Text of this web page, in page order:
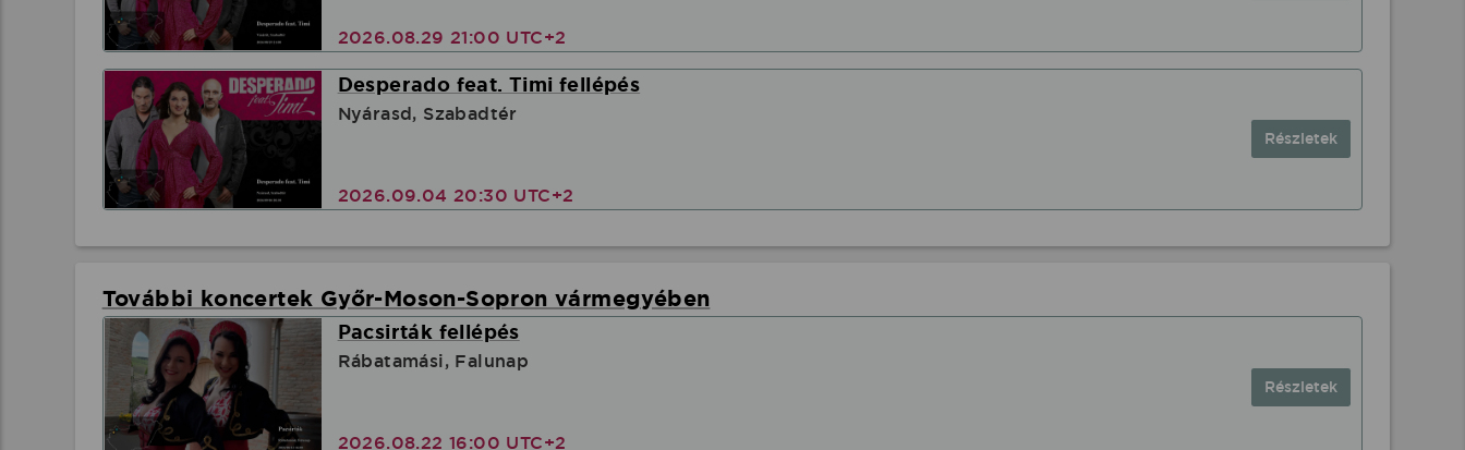
2026.08.29 21:00 UTC+2
Desperado feat. Timi fellépés
Nyárasd, Szabadtér
2026.09.04 20:30 UTC+2
Részletek
További koncertek Győr-Moson-Sopron vármegyében
Pacsirták fellépés
Rábatamási, Falunap
2026.08.22 16:00 UTC+2
Részletek